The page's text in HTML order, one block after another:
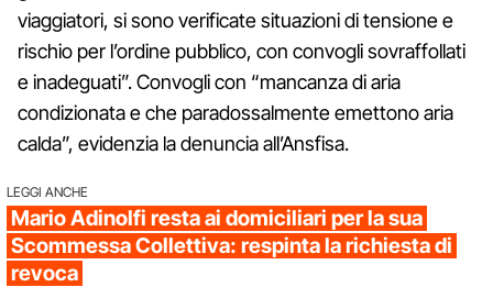
viaggiatori, si sono verificate situazioni di tensione e
rischio per l’ordine pubblico, con convogli sovraffollati
e inadeguati”. Convogli con “mancanza di aria
condizionata e che paradossalmente emettono aria
calda”, evidenzia la denuncia all’Ansfisa.
LEGGI ANCHE
Mario Adinolfi resta ai domiciliari per la sua
Scommessa Collettiva: respinta la richiesta di
revoca